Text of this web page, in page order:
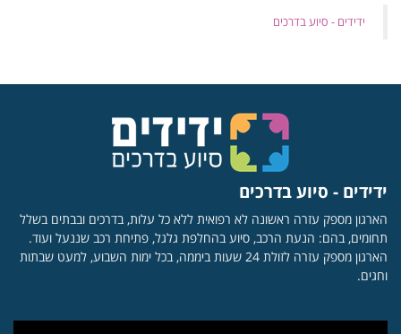
‏ידידים - סיוע בדרכים
ידידים - סיוע בדרכים
הארגון מספק עזרה ראשונה לא רפואית ללא כל עלות, בדרכים ובבתים בשלל
תחומים, בהם: הנעת הרכב, סיוע בהחלפת גלגל, פתיחת רכב שננעל ועוד.
הארגון מספק עזרה לזולת 24 שעות ביממה, בכל ימות השבוע, למעט שבתות
וחגים.